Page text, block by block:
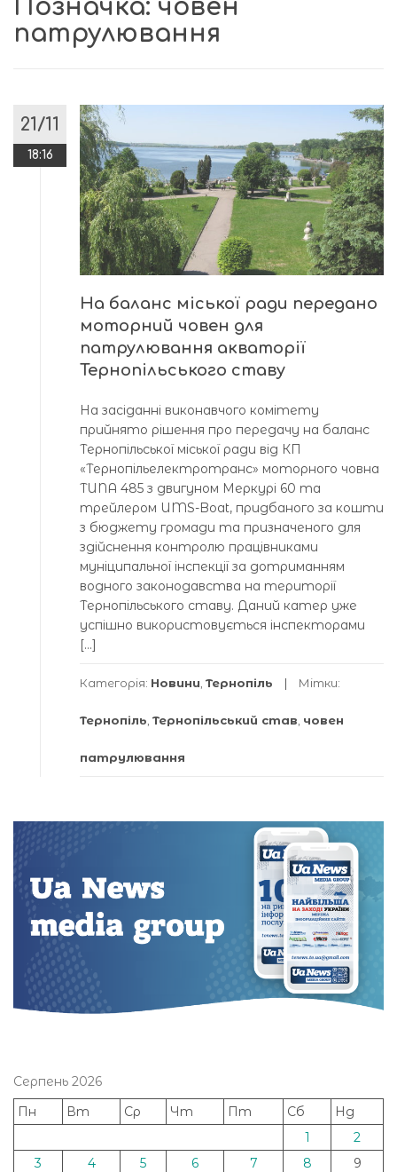
Позначка: човен
патрулювання
21/11
18:16
На баланс міської ради передано
моторний човен для
патрулювання акваторії
Тернопільського ставу
На засіданні виконавчого комітету
прийнято рішення про передачу на баланс
Тернопільської міської ради від КП
«Тернопільелектротранс» моторного човна
TUNA 485 з двигуном Меркурі 60 та
трейлером UMS-Boat, придбаного за кошти
з бюджету громади та призначеного для
здійснення контролю працівниками
муніципальної інспекції за дотриманням
водного законодавства на території
Тернопільського ставу. Даний катер уже
успішно використовується інспекторами
[…]
Категорія: Новини Тернопіль Мітки:
Тернопіль Тернопільський став човен
патрулювання
Серпень 2026
Пн
Вт Ср Чт Пт Сб
Нд
1
2
3
4 5 6 7 8
9